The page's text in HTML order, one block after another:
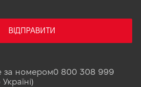
ВІДПРАВИТИ
за номером0 800 308 999